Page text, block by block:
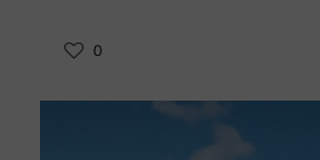
0